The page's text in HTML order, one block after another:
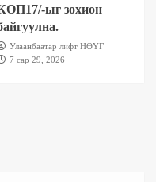
ыг зохион
Улаанбаатар лифт НӨҮГ
7 сар 29, 2026